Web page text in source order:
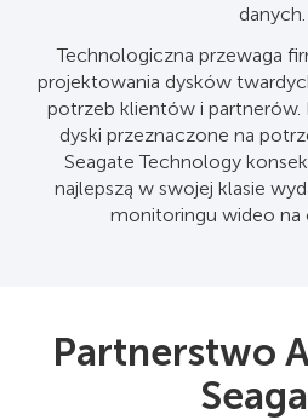
danych.
Technologiczna przewaga
projektowania dysków
potrzeb klientów i partnerów.
dyski przeznaczone na
Seagate Technology
najlepszą w swojej klasie
monitoringu wideo na
Partnerstwo